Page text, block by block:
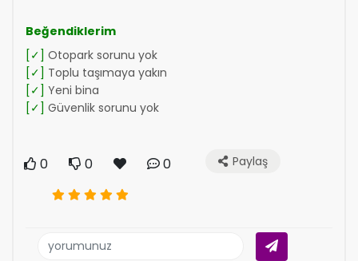
Beğendiklerim
[✓] Otopark sorunu yok
[✓] Toplu taşımaya yakın
[✓] Yeni bina
[✓] Güvenlik sorunu yok
0 0 0 Paylaş